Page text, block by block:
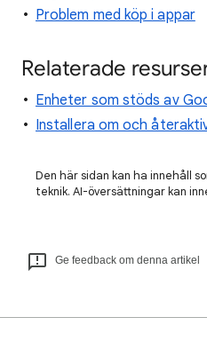
Problem med köp i appar
Relaterade
Enheter som stöds av
Installera om och
Den här sidan kan ha innehåll
teknik. AI-översättningar kan
Ge feedback om denna artikel